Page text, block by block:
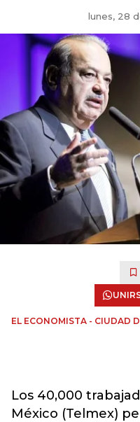
lunes, 28
EL ECONOMISTA - CIUDAD
Los 40,000
México (Telmex)